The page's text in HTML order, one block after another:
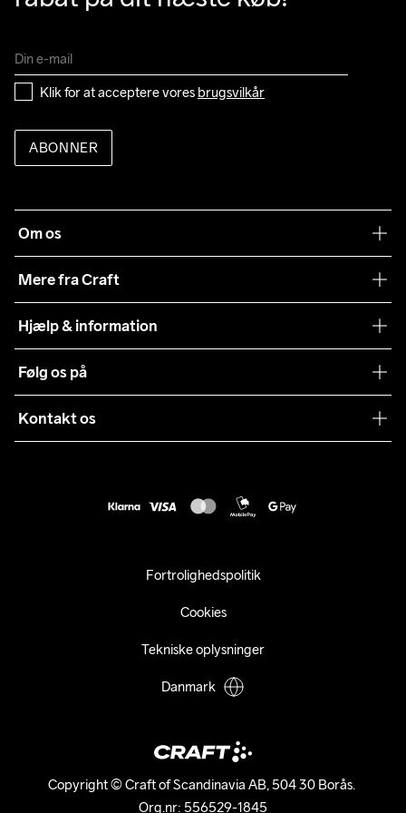
Klik for at acceptere vores brugsvilkår
ABONNER
Om os
Mere fra Craft
Samarbejder
Presse
Sustainability
Hjælp & information
Levering
Kundeservice
Følg os på
Kontakt os
Copyright © Craft of Scandinavia AB, 504 30 Borås.
Org.nr: 556529-1845
Fortrolighedspolitik
Cookies
Tekniske oplysninger
Danmark